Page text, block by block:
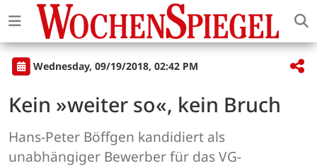
Wednesday, 09/19/2018, 02:42 PM
Kein »weiter so«, kein Bruch
Hans-Peter Böffgen kandidiert als
unabhängiger Bewerber für das VG-